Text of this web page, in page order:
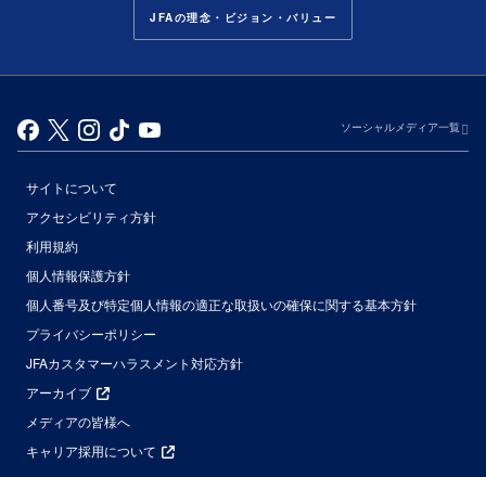
JFAの理念・ビジョン・バリュー
ソーシャルメディア一覧
サイトについて
アクセシビリティ方針
利用規約
個人情報保護方針
個人番号及び特定個人情報の適正な取扱いの確保に関する基本方針
プライバシーポリシー
JFAカスタマーハラスメント対応方針
アーカイブ
メディアの皆様へ
キャリア採用について